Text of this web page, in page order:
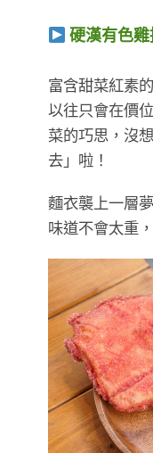
硬漢有色雞
​​​​​​​富含甜菜紅素的
以往只會在價
菜的巧思，沒
去」啦！
麵衣襲上一層
味道不會太重